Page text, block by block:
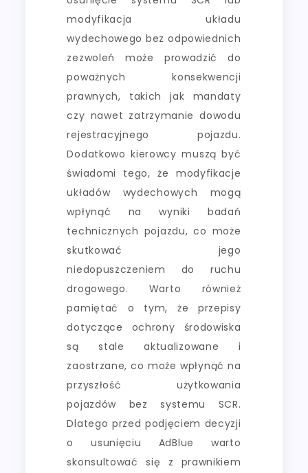
modyfikacja układu
wydechowego bez odpowiednich
zezwoleń może prowadzić do
poważnych konsekwencji
prawnych, takich jak mandaty
czy nawet zatrzymanie dowodu
rejestracyjnego pojazdu.
Dodatkowo kierowcy muszą być
świadomi tego, że modyfikacje
układów wydechowych mogą
wpłynąć na wyniki badań
technicznych pojazdu, co może
skutkować jego
niedopuszczeniem do ruchu
drogowego. Warto również
pamiętać o tym, że przepisy
dotyczące ochrony środowiska
są stale aktualizowane i
zaostrzane, co może wpłynąć na
przyszłość użytkowania
pojazdów bez systemu SCR.
Dlatego przed podjęciem decyzji
o usunięciu AdBlue warto
skonsultować się z prawnikiem